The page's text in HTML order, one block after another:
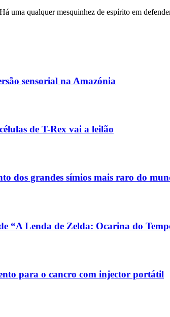
uma qualquer mesquinhez de espírito em
sensorial na Amazónia
de T-Rex vai a leilão
dos grandes símios mais raro do
“A Lenda de Zelda: Ocarina do
para o cancro com injector portátil